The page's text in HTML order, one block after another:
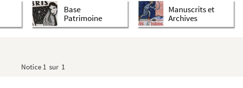
Base
Patrimoine
Manuscrits et
Archives
Notice 1 sur 1